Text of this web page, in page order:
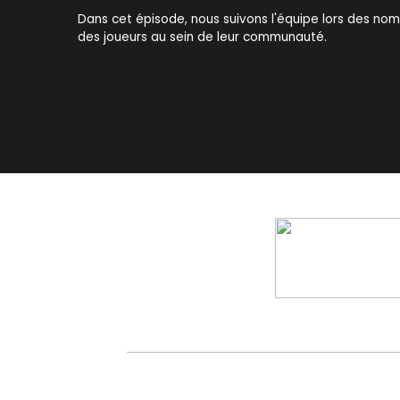
Dans cet épisode, nous suivons l'équipe lors des
des joueurs au sein de leur communauté.